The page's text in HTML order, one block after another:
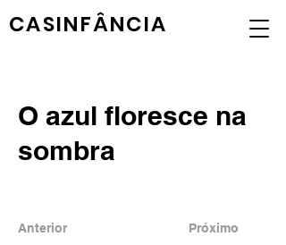
CASINFÂNCIA
O azul floresce na
sombra
Anterior Próximo